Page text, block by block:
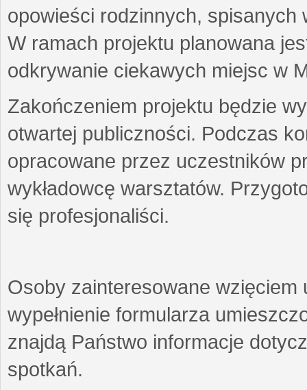
opowieści rodzinnych,
W ramach projektu planowana
odkrywanie ciekawych miejsc w
Zakończeniem projektu będzie
otwartej publiczności. Podczas
opracowane przez uczestników
wykładowcę warsztatów.
się profesjonaliści.
Osoby zainteresowane wzięciem
wypełnienie formularza
znajdą Państwo informacje
spotkań.